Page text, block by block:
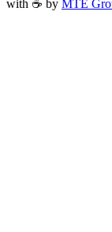
with ☕ by MTE